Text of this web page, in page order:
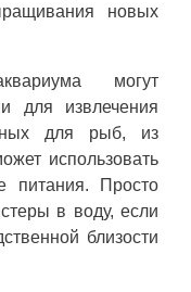
новых
могут
для извлечения
для рыб, из
использовать
питания. Просто
в воду, если
близости